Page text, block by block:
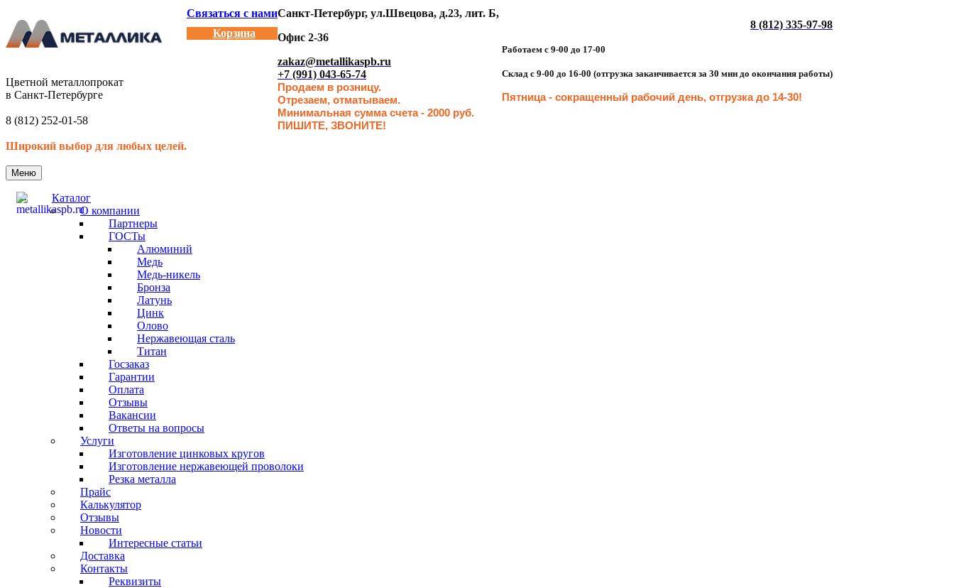
Цветной металлопрокат
в Санкт-Петербурге
8 (812) 252-01-58
Широкий выбор для любых целей.
Связаться с нами
Корзина
Санкт-Петербург, ул.Швецова, д.23, лит. Б,
Офис 2-36
zakaz@metallikaspb.ru
+7 (991) 043-65-74
Продаем в розницу.
Отрезаем, отматываем.
Минимальная сумма счета - 2000 руб.
ПИШИТЕ, ЗВОНИТЕ!
8 (812) 335-97-98
Работаем с 9-00 до 17-00
Склад с 9-00 до 16-00 (отгрузка заканчивается за 30 мин до окончания работы)
Пятница - сокращенный рабочий день, отгрузка до 14-30!
Меню
Каталог
О компании
Партнеры
ГОСТы
Алюминий
Медь
Медь-никель
Бронза
Латунь
Цинк
Олово
Нержавеющая сталь
Титан
Госзаказ
Гарантии
Оплата
Отзывы
Вакансии
Ответы на вопросы
Услуги
Изготовление цинковых кругов
Изготовление нержавеющей проволоки
Резка металла
Прайс
Калькулятор
Отзывы
Новости
Интересные статьи
Доставка
Контакты
Реквизиты